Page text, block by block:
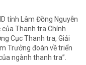
tỉnh Lâm Đồng Nguyễn
của Thanh tra Chính
Cục Thanh tra, Giải
Trưởng đoàn về triển
ngành thanh tra”.